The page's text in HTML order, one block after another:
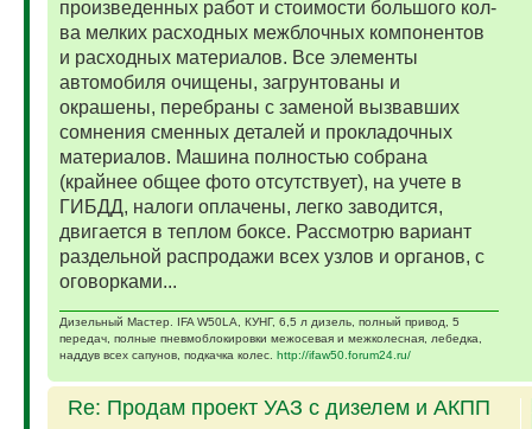
произведенных работ и стоимости большого кол-
ва мелких расходных межблочных компонентов
и расходных материалов. Все элементы
автомобиля очищены, загрунтованы и
окрашены, перебраны с заменой вызвавших
сомнения сменных деталей и прокладочных
материалов. Машина полностью собрана
(крайнее общее фото отсутствует), на учете в
ГИБДД, налоги оплачены, легко заводится,
двигается в теплом боксе. Рассмотрю вариант
раздельной распродажи всех узлов и органов, с
оговорками...
Дизельный Мастер. IFA W50LA, КУНГ, 6,5 л дизель, полный привод, 5
передач, полные пневмоблокировки межосевая и межколесная, лебедка,
наддув всех сапунов, подкачка колес. http://ifaw50.forum24.ru/
Re: Продам проект УАЗ с дизелем и АКПП